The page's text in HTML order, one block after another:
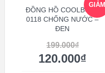
GIẢM
ĐỒNG HỒ COOLBOSS
0118 CHỐNG NƯỚC –
ĐEN
199.000₫
120.000₫